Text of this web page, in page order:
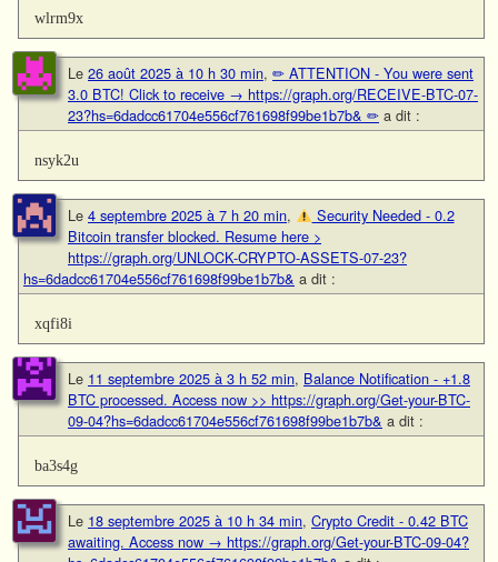
wlrm9x
Le 26 août 2025 à 10 h 30 min, ✏ ATTENTION - You were sent
3.0 BTC! Click to receive → https://graph.org/RECEIVE-BTC-07-
23?hs=6dadcc61704e556cf761698f99be1b7b& ✏ a dit :
nsyk2u
Le 4 septembre 2025 à 7 h 20 min,
Security Needed - 0.2
Bitcoin transfer blocked. Resume here >
https://graph.org/UNLOCK-CRYPTO-ASSETS-07-23?
hs=6dadcc61704e556cf761698f99be1b7b& a dit :
xqfi8i
Le 11 septembre 2025 à 3 h 52 min, Balance Notification - +1.8
BTC processed. Access now >> https://graph.org/Get-your-BTC-
09-04?hs=6dadcc61704e556cf761698f99be1b7b& a dit :
ba3s4g
Le 18 septembre 2025 à 10 h 34 min, Crypto Credit - 0.42 BTC
awaiting. Access now → https://graph.org/Get-your-BTC-09-04?